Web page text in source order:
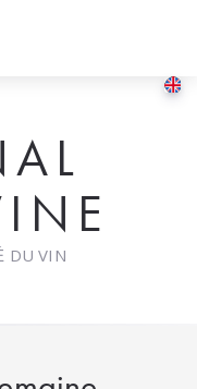
DU VIN